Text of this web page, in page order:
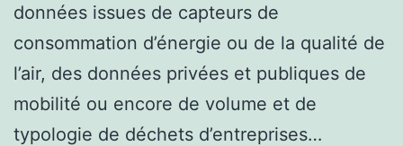
données issues de capteurs de
consommation d’énergie ou de la qualité de
l’air, des données privées et publiques de
mobilité ou encore de volume et de
typologie de déchets d’entreprises…